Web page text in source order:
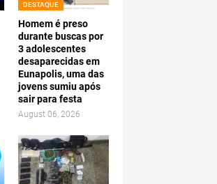
DESTAQUE
Homem é preso
durante buscas por
3 adolescentes
desaparecidas em
Eunapolis, uma das
jovens sumiu após
sair para festa
August 06, 2026